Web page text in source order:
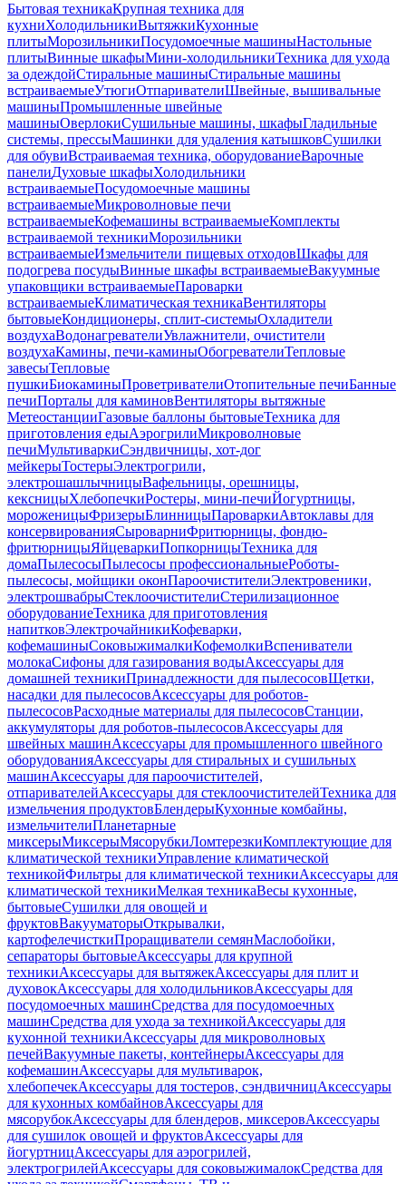
Бытовая техникаКрупная техника для
кухниХолодильникиВытяжкиКухонные
плитыМорозильникиПосудомоечные машиныНастольные
плитыВинные шкафыМини-холодильникиТехника для ухода
за одеждойСтиральные машиныСтиральные машины
встраиваемыеУтюгиОтпаривателиШвейные, вышивальные
машиныПромышленные швейные
машиныОверлокиСушильные машины, шкафыГладильные
системы, прессыМашинки для удаления катышковСушилки
для обувиВстраиваемая техника, оборудованиеВарочные
панелиДуховые шкафыХолодильники
встраиваемыеПосудомоечные машины
встраиваемыеМикроволновые печи
встраиваемыеКофемашины встраиваемыеКомплекты
встраиваемой техникиМорозильники
встраиваемыеИзмельчители пищевых отходовШкафы для
подогрева посудыВинные шкафы встраиваемыеВакуумные
упаковщики встраиваемыеПароварки
встраиваемыеКлиматическая техникаВентиляторы
бытовыеКондиционеры, сплит-системыОхладители
воздухаВодонагревателиУвлажнители, очистители
воздухаКамины, печи-каминыОбогревателиТепловые
завесыТепловые
пушкиБиокаминыПроветривателиОтопительные печиБанные
печиПорталы для каминовВентиляторы вытяжные
МетеостанцииГазовые баллоны бытовыеТехника для
приготовления едыАэрогрилиМикроволновые
печиМультиваркиСэндвичницы, хот-дог
мейкерыТостерыЭлектрогрили,
электрошашлычницыВафельницы, орешницы,
кексницыХлебопечкиРостеры, мини-печиЙогуртницы,
мороженицыФризерыБлинницыПароваркиАвтоклавы для
консервированияСыроварниФритюрницы, фондю-
фритюрницыЯйцеваркиПопкорницыТехника для
домаПылесосыПылесосы профессиональныеРоботы-
пылесосы, мойщики оконПароочистителиЭлектровеники,
электрошвабрыСтеклоочистителиСтерилизационное
оборудованиеТехника для приготовления
напитковЭлектрочайникиКофеварки,
кофемашиныСоковыжималкиКофемолкиВспениватели
молокаСифоны для газирования водыАксессуары для
домашней техникиПринадлежности для пылесосовЩетки,
насадки для пылесосовАксессуары для роботов-
пылесосовРасходные материалы для пылесосовСтанции,
аккумуляторы для роботов-пылесосовАксессуары для
швейных машинАксессуары для промышленного швейного
оборудованияАксессуары для стиральных и сушильных
машинАксессуары для пароочистителей,
отпаривателейАксессуары для стеклоочистителейТехника для
измельчения продуктовБлендерыКухонные комбайны,
измельчителиПланетарные
миксерыМиксерыМясорубкиЛомтерезкиКомплектующие для
климатической техникиУправление климатической
техникойФильтры для климатической техникиАксессуары для
климатической техникиМелкая техникаВесы кухонные,
бытовыеСушилки для овощей и
фруктовВакууматорыОткрывалки,
картофелечисткиПроращиватели семянМаслобойки,
сепараторы бытовыеАксессуары для крупной
техникиАксессуары для вытяжекАксессуары для плит и
духовокАксессуары для холодильниковАксессуары для
посудомоечных машинСредства для посудомоечных
машинСредства для ухода за техникойАксессуары для
кухонной техникиАксессуары для микроволновых
печейВакуумные пакеты, контейнерыАксессуары для
кофемашинАксессуары для мультиварок,
хлебопечекАксессуары для тостеров, сэндвичницАксессуары
для кухонных комбайновАксессуары для
мясорубокАксессуары для блендеров, миксеровАксессуары
для сушилок овощей и фруктовАксессуары для
йогуртницАксессуары для аэрогрилей,
электрогрилейАксессуары для соковыжималокСредства для